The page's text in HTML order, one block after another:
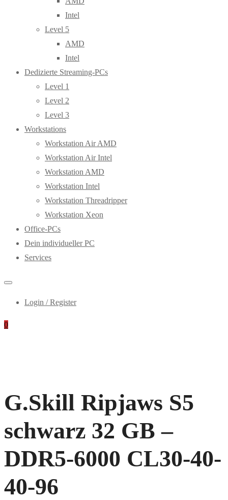
Intel
Level 5
AMD
Intel
Dedizierte Streaming-PCs
Level 1
Level 2
Level 3
Workstations
Workstation Air AMD
Workstation Air Intel
Workstation AMD
Workstation Intel
Workstation Threadripper
Workstation Xeon
Office-PCs
Dein individueller PC
Services
Login / Register
0
G.Skill Ripjaws S5
schwarz 32 GB –
DDR5-6000 CL30-40-
40-96